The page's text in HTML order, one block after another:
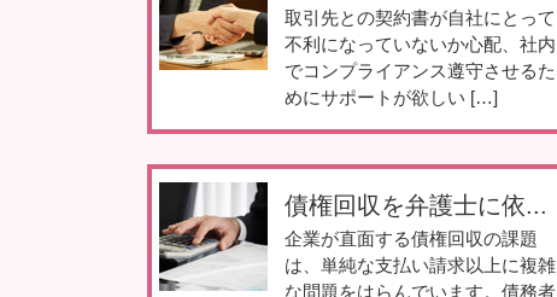
取引先との契約書が自社にとって
不利になっていないか心配、社内
でコンプライアンス遵守させるた
めにサポートが欲しい […]
債権回収を弁護士に依...
企業が直面する債権回収の課題
は、単純な支払い請求以上に複雑
な問題をはらんでいます。債務者